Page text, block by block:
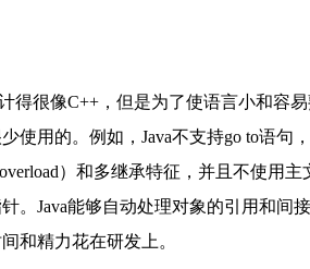
得很像C++，但是为了使语言小和容
使用的。例如，Java不支持go to语句
）和多继承特征，并且不使用
。Java能够自动处理对象的引用和间
和精力花在研发上。